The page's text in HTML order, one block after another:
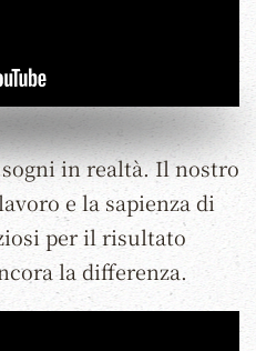
in realtà. Il nostro
e la sapienza di
per il risultato
la differenza.